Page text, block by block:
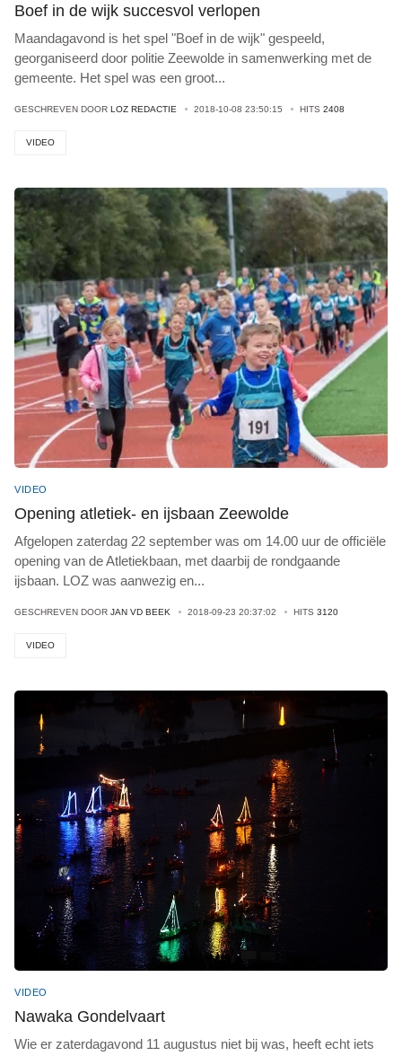
Boef in de wijk succesvol verlopen
Maandagavond is het spel "Boef in de wijk" gespeeld,
georganiseerd door politie Zeewolde in samenwerking met de
gemeente. Het spel was een groot...
GESCHREVEN DOOR LOZ REDACTIE 2018-10-08 23:50:15 HITS 2408
VIDEO
VIDEO
Opening atletiek- en ijsbaan Zeewolde
Afgelopen zaterdag 22 september was om 14.00 uur de officiële
opening van de Atletiekbaan, met daarbij de rondgaande
ijsbaan. LOZ was aanwezig en...
GESCHREVEN DOOR JAN VD BEEK 2018-09-23 20:37:02 HITS 3120
VIDEO
VIDEO
Nawaka Gondelvaart
Wie er zaterdagavond 11 augustus niet bij was, heeft echt iets